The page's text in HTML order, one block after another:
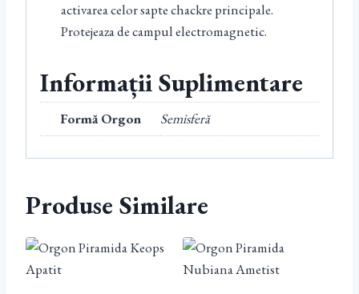
activarea celor sapte chackre principale.
Protejeaza de campul electromagnetic.
Informații Suplimentare
Formă Orgon Semisferă
Produse Similare